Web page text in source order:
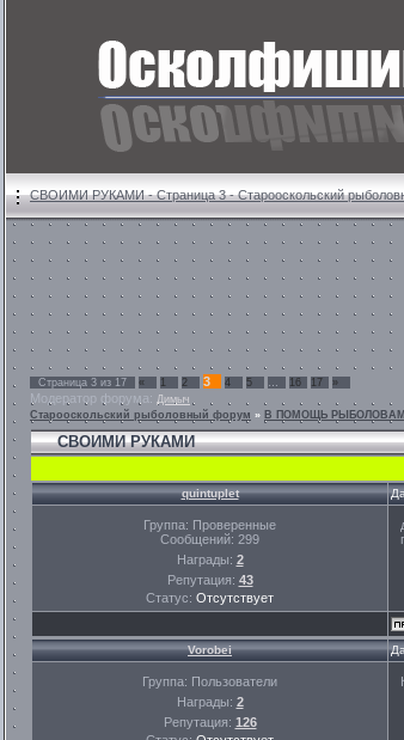
СВОИМИ РУКАМИ - Страница 3 - Старооскольский
Страница 3 из 17 « 1 2 3 4 5 … 16 17 »
Модератор форума: Димыч
Старооскольский рыболовный форум » В ПОМОЩЬ РЫБОЛОВАМ
СВОИМИ РУКАМИ
quintuplet
Группа: Проверенные
Сообщений: 299
Награды: 2
Репутация: 43
Статус: Отсутствует
Vorobei
Группа: Пользователи
Награды: 2
Репутация: 126